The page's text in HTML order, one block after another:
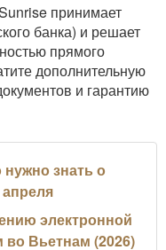
принимает
банка) и решает
прямого
дополнительную
и гарантию
знать о
электронной
Вьетнам (2026)